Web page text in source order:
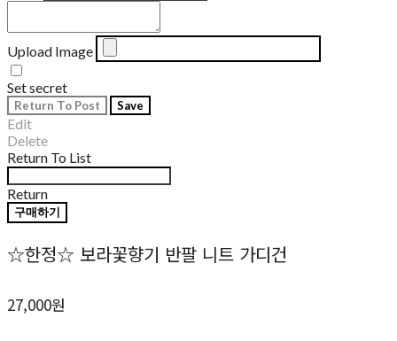
Upload Image
Set secret
Return To Post Save
Edit
Delete
Return To List
Return
구매하기
☆한정☆ 보라꽃향기 반팔 니트 가디건
27,000원